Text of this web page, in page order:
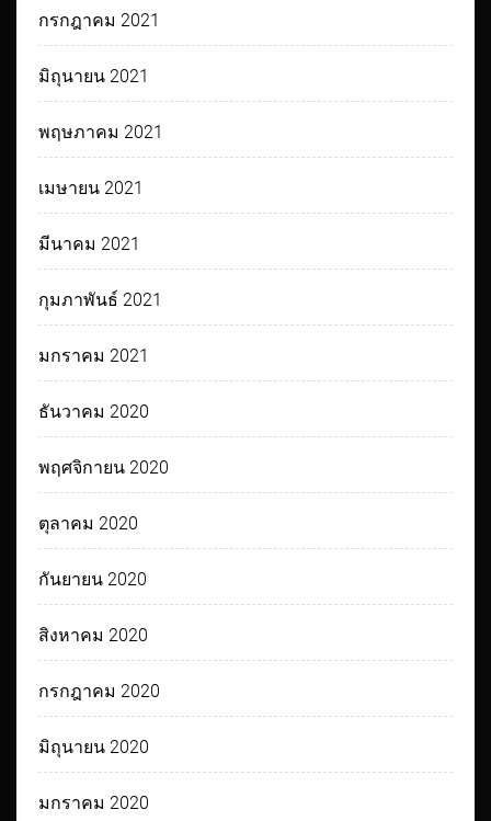
กรกฎาคม 2021
มิถุนายน 2021
พฤษภาคม 2021
เมษายน 2021
มีนาคม 2021
กุมภาพันธ์ 2021
มกราคม 2021
ธันวาคม 2020
พฤศจิกายน 2020
ตุลาคม 2020
กันยายน 2020
สิงหาคม 2020
กรกฎาคม 2020
มิถุนายน 2020
มกราคม 2020